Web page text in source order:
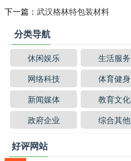
下一篇： 武汉格林特包装材料
分类导航
休闲娱乐 生活服务
网络科技
体育健身
新闻媒体
教育文化
政府企业
综合其他
好评网站